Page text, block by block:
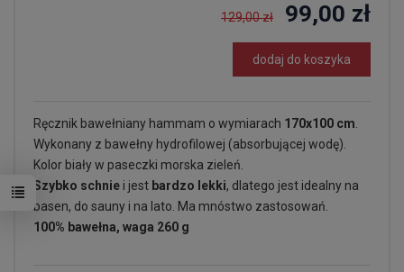
129,00 zł 99,00 zł
dodaj do koszyka
Ręcznik bawełniany hammam o wymiarach 170x100 cm
Wykonany z bawełny hydrofilowej (absorbującej wodę).
Kolor biały w paseczki morska zieleń.
Szybko schnie i jest bardzo lekki, dlatego jest idealny na
basen, do sauny i na lato. Ma mnóstwo zastosowań.
100% bawełna, waga 260 g